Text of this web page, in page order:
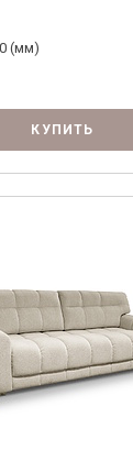
(мм)
КУПИТЬ